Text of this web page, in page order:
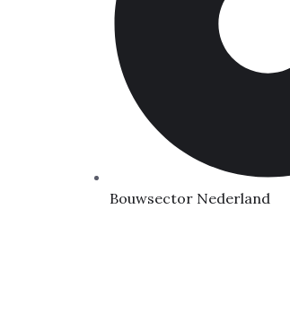
Bouwsector Nederland